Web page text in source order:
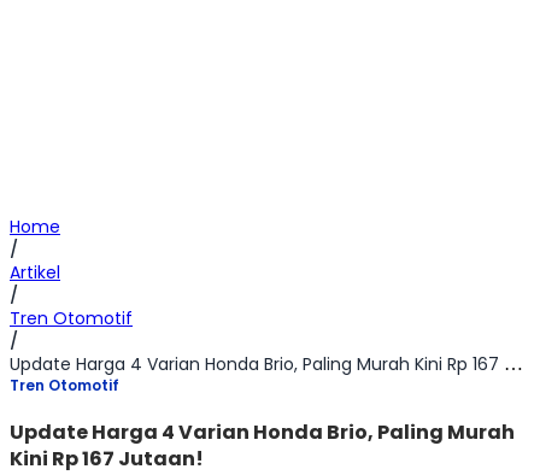
Home
/
Artikel
/
Tren Otomotif
/
Update Harga 4 Varian Honda Brio, Paling Murah Kini Rp 167 Jutaan!
Tren Otomotif
Update Harga 4 Varian Honda Brio, Paling Murah
Kini Rp 167 Jutaan!